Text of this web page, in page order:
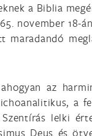
a Biblia
november 18-
maradandó
az
a
lelki
Deus és